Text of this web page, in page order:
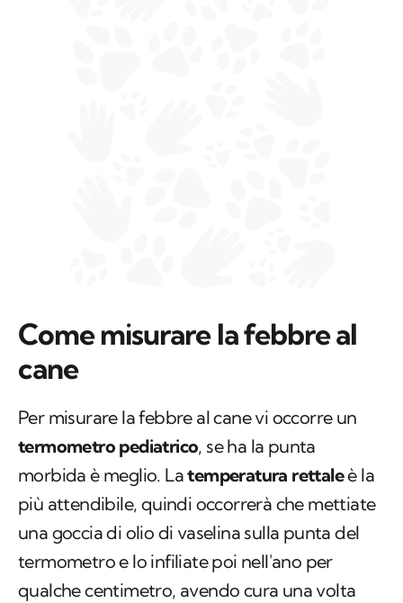
Come misurare la febbre al
cane
Per misurare la febbre al cane vi occorre un
termometro pediatrico, se ha la punta
morbida è meglio. Latemperatura rettaleè la
più attendibile, quindi occorrerà che mettiate
una goccia di olio di vaselina sulla punta del
termometro e lo infiliate poi nell'ano per
qualche centimetro, avendo cura una volta